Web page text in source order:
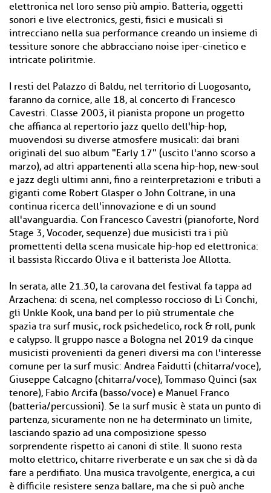
elettronica nel loro senso più ampio. Batteria, oggetti
sonori e live electronics, gesti, fisici e musicali si
intrecciano nella sua performance creando un insieme di
tessiture sonore che abbracciano noise iper-cinetico e
intricate poliritmie.
I resti del Palazzo di Baldu, nel territorio di Luogosanto,
faranno da cornice, alle 18, al concerto di Francesco
Cavestri. Classe 2003, il pianista propone un progetto
che affianca al repertorio jazz quello dell'hip-hop,
muovendosi su diverse atmosfere musicali: dai brani
originali del suo album "Early 17" (uscito l'anno scorso a
marzo), ad altri appartenenti alla scena hip-hop, new-soul
e jazz degli ultimi anni, fino a reinterpretazioni e tributi a
giganti come Robert Glasper o John Coltrane, in una
continua ricerca dell'innovazione e di un sound
all'avanguardia. Con Francesco Cavestri (pianoforte, Nord
Stage 3, Vocoder, sequenze) due musicisti tra i più
promettenti della scena musicale hip-hop ed elettronica:
il bassista Riccardo Oliva e il batterista Joe Allotta.
In serata, alle 21.30, la carovana del festival fa tappa ad
Arzachena: di scena, nel complesso roccioso di Li Conchi,
gli Unkle Kook, una band per lo più strumentale che
spazia tra surf music, rock psichedelico, rock & roll, punk
e calypso. Il gruppo nasce a Bologna nel 2019 da cinque
musicisti provenienti da generi diversi ma con l'interesse
comune per la surf music: Andrea Faidutti (chitarra/voce),
Giuseppe Calcagno (chitarra/voce), Tommaso Quinci (sax
tenore), Fabio Arcifa (basso/voce) e Manuel Franco
(batteria/percussioni). Se la surf music è stata un punto di
partenza, sicuramente non ne ha determinato un limite,
lasciando spazio ad una composizione spesso
sorprendente rispetto ai canoni di stile. Il suono resta
molto elettrico, chitarre riverberate e un sax che si dà da
fare a perdifiato. Una musica travolgente, energica, a cui
è difficile resistere senza ballare, ma che si può anche